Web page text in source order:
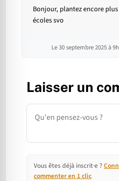
Bonjour, plantez encore plus
écoles svo
Le 30 septembre 2025 à
Laisser un
Commentaire
Vous êtes déjà inscrit·e ?
commenter en 1 clic